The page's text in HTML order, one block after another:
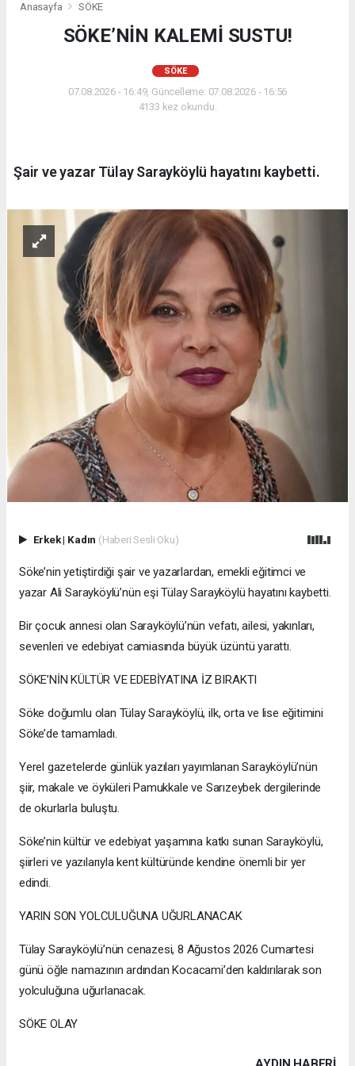
Anasayfa SÖKE
SÖKE’NİN KALEMİ SUSTU!
SÖKE
07.08.2026 - 16:49, Güncelleme: 07.08.2026 - 16:56
4133 kez okundu.
Şair ve yazar Tülay Sarayköylü hayatını kaybetti.
Erkek| Kadın (Haberi Sesli Oku)
Söke’nin yetiştirdiği şair ve yazarlardan, emekli eğitimci ve
yazar Ali Sarayköylü’nün eşi Tülay Sarayköylü hayatını kaybetti.
Bir çocuk annesi olan Sarayköylü’nün vefatı, ailesi, yakınları,
sevenleri ve edebiyat camiasında büyük üzüntü yarattı.
SÖKE’NİN KÜLTÜR VE EDEBİYATINA İZ BIRAKTI
Söke doğumlu olan Tülay Sarayköylü, ilk, orta ve lise eğitimini
Söke’de tamamladı.
Yerel gazetelerde günlük yazıları yayımlanan Sarayköylü’nün
şiir, makale ve öyküleri Pamukkale ve Sarızeybek dergilerinde
de okurlarla buluştu.
Söke’nin kültür ve edebiyat yaşamına katkı sunan Sarayköylü,
şiirleri ve yazılarıyla kent kültüründe kendine önemli bir yer
edindi.
YARIN SON YOLCULUĞUNA UĞURLANACAK
Tülay Sarayköylü’nün cenazesi, 8 Ağustos 2026 Cumartesi
günü öğle namazının ardından Kocacami’den kaldırılarak son
yolculuğuna uğurlanacak.
SÖKE OLAY